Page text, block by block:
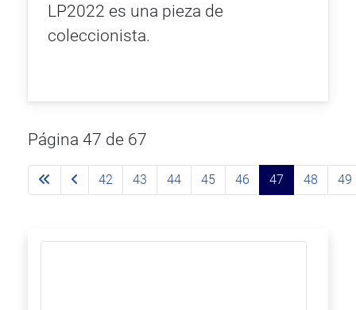
LP2022 es una pieza de
coleccionista.
Página 47 de 67
42 43 44 45 46 47 48 49